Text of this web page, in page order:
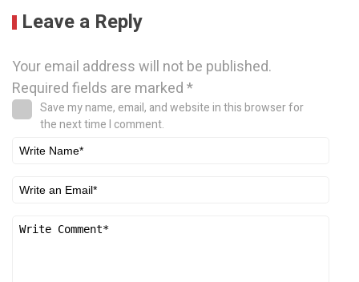
Leave a Reply
Your email address will not be published.
Required fields are marked*
Save my name, email, and website in this browser for
the next time I comment.